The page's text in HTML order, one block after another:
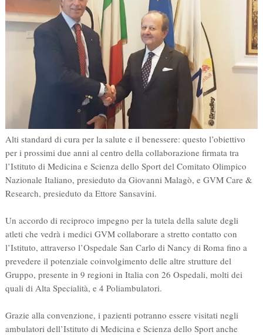
Alti standard di cura per la salute e il benessere: questo l’obiettivo
per i prossimi due anni al centro della collaborazione firmata tra
l’Istituto di Medicina e Scienza dello Sport del Comitato Olimpico
Nazionale Italiano, presieduto da Giovanni Malagò, e GVM Care &
Research, presieduto da Ettore Sansavini.
Un accordo di reciproco impegno per la tutela della salute degli
atleti che vedrà i medici GVM collaborare a stretto contatto con
l’Istituto, attraverso l’Ospedale San Carlo di Nancy di Roma fino a
prevedere il potenziale coinvolgimento delle altre strutture del
Gruppo, presente in 9 regioni in Italia con 26 Ospedali, molti dei
quali di Alta Specialità, e 4 Poliambulatori.
Grazie alla convenzione, i pazienti potranno essere visitati negli
ambulatori dell’Istituto di Medicina e Scienza dello Sport anche